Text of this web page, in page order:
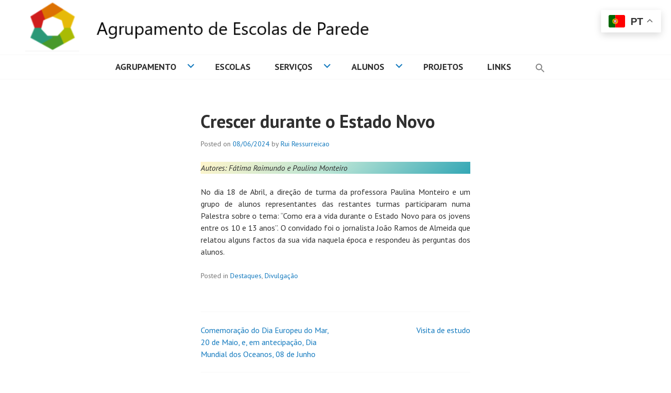
AGRUPAMENTO ESCOLAS SERVIÇOS ALUNOS PROJETOS LINKS
Crescer durante o Estado Novo
Posted on 08/06/2024 byRui Ressurreicao
Autores: Fátima Raimundo e Paulina Monteiro
No dia 18 de Abril, a direção de turma da professora Paulina Monteiro e um
grupo de alunos representantes das restantes turmas participaram numa
Palestra sobre o tema: “Como era a vida durante o Estado Novo para os jovens
entre os 10 e 13 anos”. O convidado foi o jornalista João Ramos de Almeida que
relatou alguns factos da sua vida naquela época e respondeu às perguntas dos
alunos.
Posted in Destaques, Divulgação
Comemoração do Dia Europeu do Mar,
20 de Maio, e, em antecipação, Dia
Mundial dos Oceanos, 08 de Junho
Visita de estudo
PT